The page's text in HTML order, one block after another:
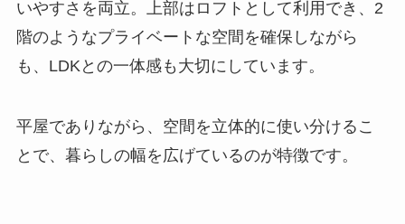
いやすさを両立。上部はロフトとして利用でき、2
階のようなプライベートな空間を確保しながら
も、LDKとの一体感も大切にしています。
平屋でありながら、空間を立体的に使い分けるこ
とで、暮らしの幅を広げているのが特徴です。